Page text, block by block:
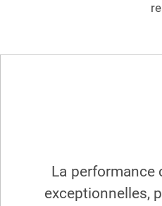
La performance
exceptionnelles,